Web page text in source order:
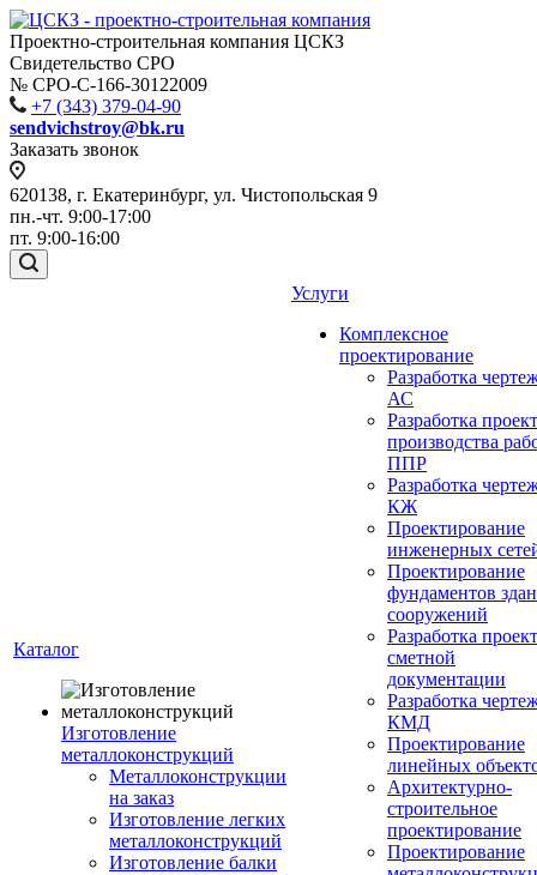
Проектно-строительная компания ЦСКЗ
Свидетельство СРО
№ СРО-С-166-30122009
+7 (343) 379-04-90
sendvichstroy@bk.ru
Заказать звонок
620138, г. Екатеринбург, ул. Чистопольская 9
пн.-чт. 9:00-17:00
пт. 9:00-16:00
Каталог
Изготовление
металлоконструкций
Металлоконструкции
на заказ
Изготовление легких
металлоконструкций
Изготовление балки
Услуги
Комплексное
проектирование
Разработка
АС
Разработка
производства
ППР
Разработка
КЖ
Проектирование
инженерных
Проектирование
фундаментов
сооружений
Разработка
сметной
документации
Разработка
КМД
Проектирование
линейных
Архитектурно-
строительное
проектирование
Проектирование